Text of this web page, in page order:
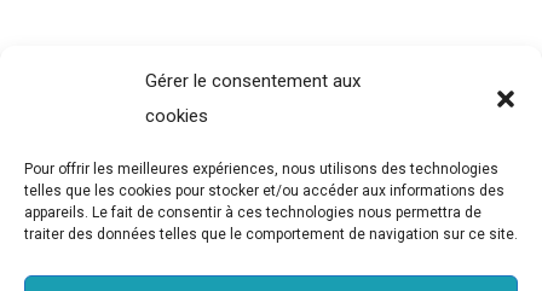
Gérer le consentement aux
cookies
Pour offrir les meilleures expériences, nous utilisons des technologies
telles que les cookies pour stocker et/ou accéder aux informations des
appareils. Le fait de consentir à ces technologies nous permettra de
traiter des données telles que le comportement de navigation sur ce site.
sur
Facebook
sur
Twitter
sur
Pinterest
sur
LinkedIn
Navigation